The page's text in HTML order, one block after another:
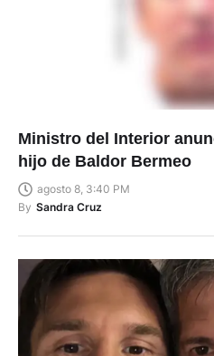
Ministro del Interior
hijo de Baldor Bermeo
agosto 8, 3:40 PM
By Sandra Cruz